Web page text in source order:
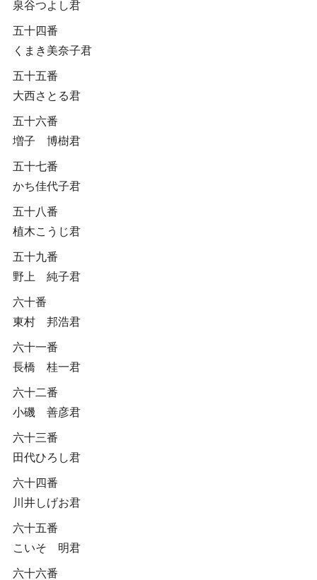
泉谷つよし君
五十四番
くまき美奈子君
五十五番
大西さとる君
五十六番
増子 博樹君
五十七番
かち佳代子君
五十八番
植木こうじ君
五十九番
野上 純子君
六十番
東村 邦浩君
六十一番
長橋 桂一君
六十二番
小磯 善彦君
六十三番
田代ひろし君
六十四番
川井しげお君
六十五番
こいそ 明君
六十六番